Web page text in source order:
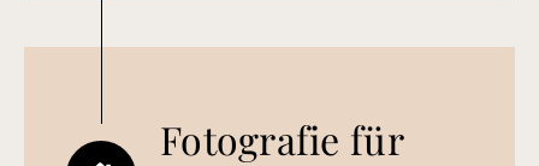
Fotografie für